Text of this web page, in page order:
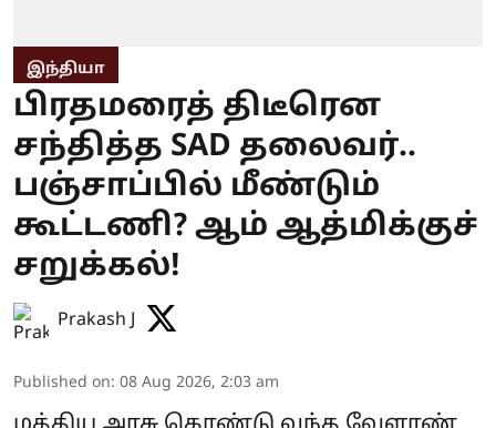
இந்தியா
பிரதமரைத் திடீரென
சந்தித்த SAD தலைவர்..
பஞ்சாப்பில் மீண்டும்
கூட்டணி? ஆம் ஆத்மிக்குச்
சறுக்கல்!
Prakash J
Published on: 08 Aug 2026, 2:03 am